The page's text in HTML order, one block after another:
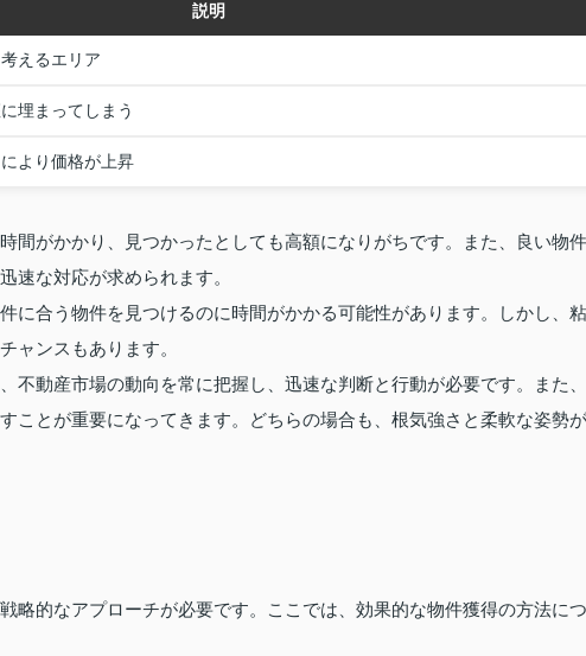
説明
えるエリア
埋まってしまう
より価格が上昇
間がかかり、見つかったとしても高額になりがちです。また、良い物件
速な対応が求められます。
に合う物件を見つけるのに時間がかかる可能性があります。しかし、粘
ャンスもあります。
不動産市場の動向を常に把握し、迅速な判断と行動が必要です。また、
ことが重要になってきます。どちらの場合も、根気強さと柔軟な姿勢が
略的なアプローチが必要です。ここでは、効果的な物件獲得の方法につ